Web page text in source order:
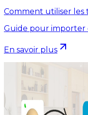
Comment utiliser les
Guide pour importer
En savoir plus